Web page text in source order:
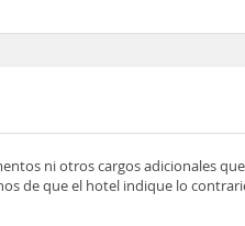
ni otros cargos adicionales
de que el hotel indique lo